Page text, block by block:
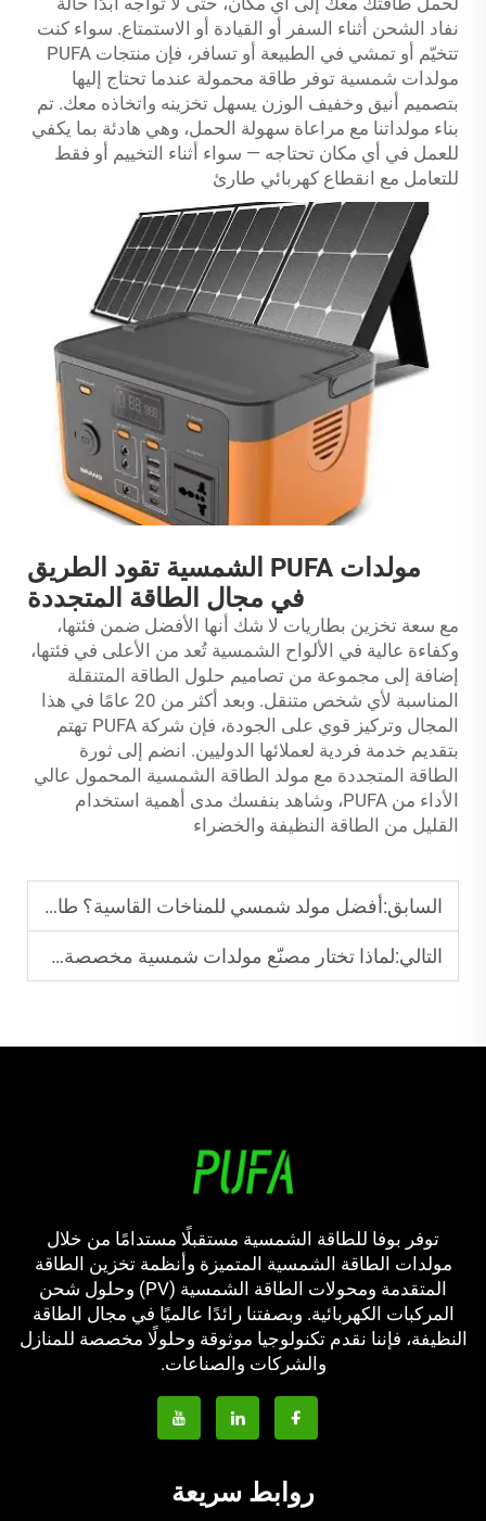
نفاد الشحن أثناء السفر أو القيادة أو الاستمتاع. سواء كنت
تتخيّم أو تمشي في الطبيعة أو تسافر، فإن منتجات PUFA
مولدات شمسية توفر طاقة محمولة عندما تحتاج إليها
بتصميم أنيق وخفيف الوزن يسهل تخزينه واتخاذه معك. تم
بناء مولداتنا مع مراعاة سهولة الحمل، وهي هادئة بما يكفي
للعمل في أي مكان تحتاجه — سواء أثناء التخييم أو فقط
للتعامل مع انقطاع كهربائي طارئ
مولدات PUFA الشمسية تقود الطريق
في مجال الطاقة المتجددة
مع سعة تخزين بطاريات لا شك أنها الأفضل ضمن فئتها،
وكفاءة عالية في الألواح الشمسية تُعد من الأعلى في فئتها،
إضافة إلى مجموعة من تصاميم حلول الطاقة المتنقلة
المناسبة لأي شخص متنقل. وبعد أكثر من 20 عامًا في هذا
المجال وتركيز قوي على الجودة، فإن شركة PUFA تهتم
بتقديم خدمة فردية لعملائها الدوليين. انضم إلى ثورة
الطاقة المتجددة مع مولد الطاقة الشمسية المحمول عالي
الأداء من PUFA، وشاهد بنفسك مدى أهمية استخدام
القليل من الطاقة النظيفة والخضراء
السابق:أفضل مولد شمسي للمناخات القاسية؟ طاقة موثوقة من خبراء الشرق الأوسط وآسيا
التالي:لماذا تختار مصنّع مولدات شمسية مخصصة؟ حل تحديات الطاقة الفريدة
توفر بوفا للطاقة الشمسية مستقبلًا مستدامًا من خلال
مولدات الطاقة الشمسية المتميزة وأنظمة تخزين الطاقة
المتقدمة ومحولات الطاقة الشمسية (PV) وحلول شحن
المركبات الكهربائية. وبصفتنا رائدًا عالميًا في مجال الطاقة
النظيفة، فإننا نقدم تكنولوجيا موثوقة وحلولًا مخصصة للمنازل
والشركات والصناعات.
روابط سريعة